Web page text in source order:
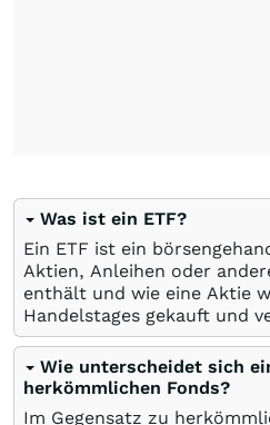
Was ist ein ETF?
Ein ETF ist ein
Aktien, Anleihen oder
enthält und wie eine Aktie
Handelstages gekauft und
Wie unterscheidet sich
herkömmlichen Fonds?
Im Gegensatz zu